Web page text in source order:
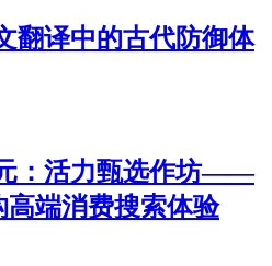
翻译中的古代防御体
：活力甄选作坊——
端消费搜索体验